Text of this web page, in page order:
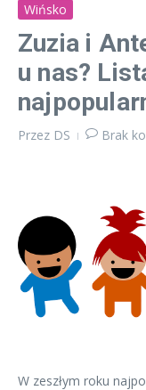
Wińsko
Zuzia i
u nas?
Przez DS Brak
W zeszłym roku